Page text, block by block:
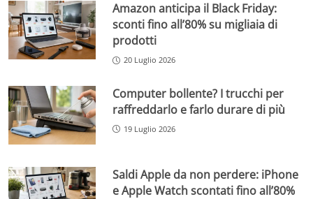
Amazon anticipa il Black Friday:
sconti fino all’80% su migliaia di
prodotti
20 Luglio 2026
Computer bollente? I trucchi per
raffreddarlo e farlo durare di più
19 Luglio 2026
Saldi Apple da non perdere: iPhone
e Apple Watch scontati fino all’80%